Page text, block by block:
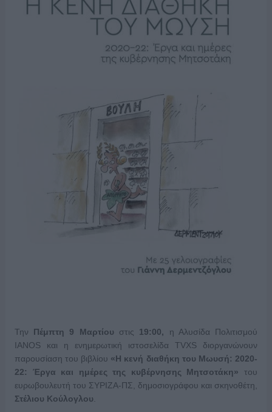
Την Πέμπτη 9 Μαρτίου στις 19:00, η Αλυσίδα Πολιτισμού
ΙΑΝΟS και η ενημερωτική ιστοσελίδα TVXS διοργανώνουν
παρουσίαση του βιβλίου «Η κενή διαθήκη του Μωυσή: 2020-
22: Έργα και ημέρες της κυβέρνησης Μητσοτάκη» του
ευρωβουλευτή του ΣΥΡΙΖΑ-ΠΣ, δημοσιογράφου και σκηνοθέτη,
Στέλιου Κούλογλου